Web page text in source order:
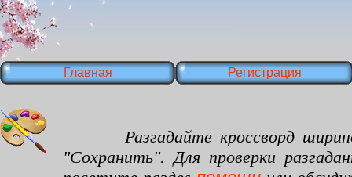
Главная Регистрация
Разгадайте кроссворд шириной
"Сохранить". Для проверки